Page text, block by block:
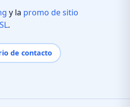
y la promo de sitio
.
de contacto